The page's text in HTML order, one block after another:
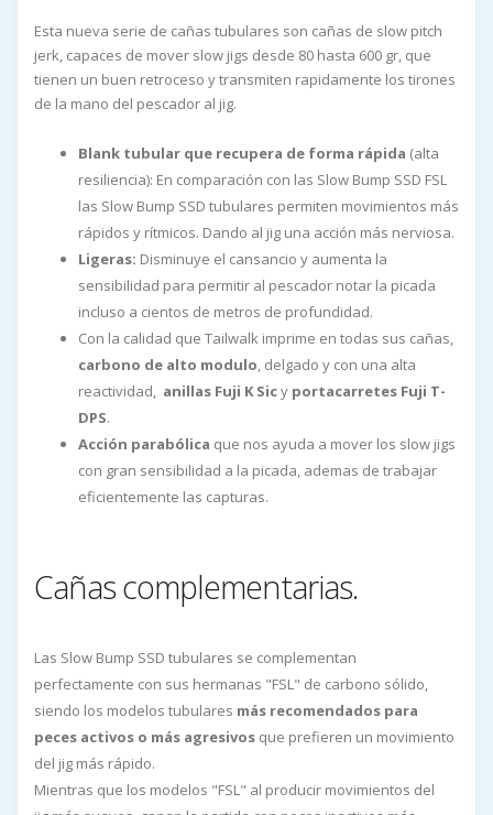
Esta nueva serie de cañas tubulares son cañas de slow pitch
jerk, capaces de mover slow jigs desde 80 hasta 600 gr, que
tienen un buen retroceso y transmiten rapidamente los tirones
de la mano del pescador al jig.
Blank tubular que recupera de forma rápida (alta
resiliencia): En comparación con las Slow Bump SSD FSL
las Slow Bump SSD tubulares permiten movimientos más
rápidos y rítmicos. Dando al jig una acción más nerviosa.
Ligeras: Disminuye el cansancio y aumenta la
sensibilidad para permitir al pescador notar la picada
incluso a cientos de metros de profundidad.
Con la calidad que Tailwalk imprime en todas sus cañas,
carbono de alto modulo, delgado y con una alta
reactividad, anillas Fuji K Sicy portacarretes Fuji T-
DPS.
Acción parabólica que nos ayuda a mover los slow jigs
con gran sensibilidad a la picada, ademas de trabajar
eficientemente las capturas.
Cañas complementarias.
Las Slow Bump SSD tubulares se complementan
perfectamente con sus hermanas "FSL" de carbono sólido,
siendo los modelos tubulares más recomendados para
peces activos o más agresivos que prefieren un movimiento
del jig más rápido.
Mientras que los modelos "FSL" al producir movimientos del